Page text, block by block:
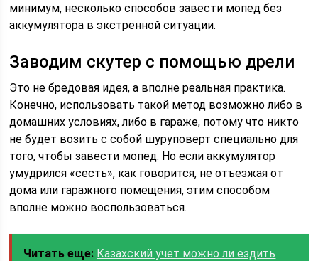
минимум, несколько способов завести мопед без
аккумулятора в экстренной ситуации.
Заводим скутер с помощью дрели
Это не бредовая идея, а вполне реальная практика.
Конечно, использовать такой метод возможно либо в
домашних условиях, либо в гараже, потому что никто
не будет возить с собой шуруповерт специально для
того, чтобы завести мопед. Но если аккумулятор
умудрился «сесть», как говорится, не отъезжая от
дома или гаражного помещения, этим способом
вполне можно воспользоваться.
Читать еще: Казахский учет можно ли ездить